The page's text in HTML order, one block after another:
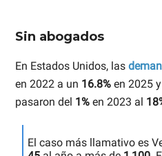
Sin abogados
En Estados Unidos, las
en 2022 a un 16.8% en 2025
pasaron del 1% en 2023 al
El caso más llamativo es